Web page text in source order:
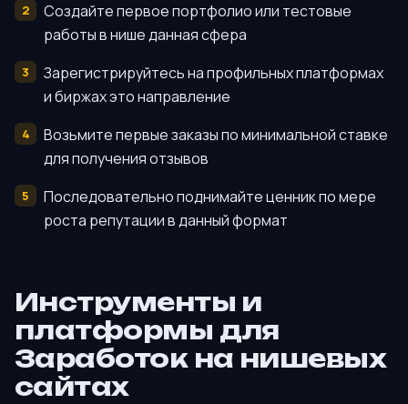
Создайте первое портфолио или тестовые
работы в нише данная сфера
Зарегистрируйтесь на профильных платформах
и биржах это направление
Возьмите первые заказы по минимальной ставке
для получения отзывов
Последовательно поднимайте ценник по мере
роста репутации в данный формат
Инструменты и
платформы для
Заработок на нишевых
сайтах